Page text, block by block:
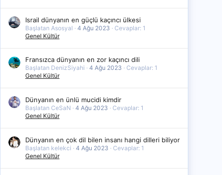
Israil dünyanın en güçlü kaçıncı ülkesi
Başlatan Asosyal 4 Ağu 2023
Cevaplar: 1
Genel Kültür
Fransızca dünyanın en zor kaçıncı dili
Başlatan DenizSiyahi 4 Ağu 2023
Cevaplar: 1
Genel Kültür
Dünyanın en ünlü mucidi kimdir
Başlatan CeSaN 4 Ağu 2023
Cevaplar: 1
Genel Kültür
Dünyanın en çok dil bilen insanı hangi dilleri biliyor
Başlatan kelekci 4 Ağu 2023
Cevaplar: 1
Genel Kültür